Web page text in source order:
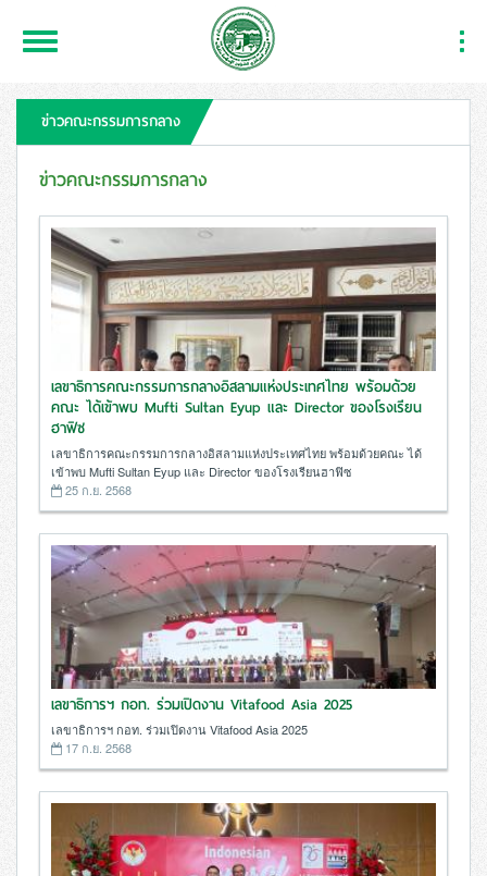
Toggle
Navigation
ข่าวคณะกรรมการกลาง
ข่าวคณะกรรมการกลาง
เลขาธิการคณะกรรมการกลางอิสลามแห่งประเทศไทย พร้อมด้วย
คณะ ได้เข้าพบ Mufti Sultan Eyup และ Director ของโรงเรียน
ฮาฟิซ
เลขาธิการคณะกรรมการกลางอิสลามแห่งประเทศไทย พร้อมด้วยคณะ ได้
เข้าพบ Mufti Sultan Eyup และ Director ของโรงเรียนฮาฟิซ
25 ก.ย. 2568
เลขาธิการฯ กอท. ร่วมเปิดงาน Vitafood Asia 2025
เลขาธิการฯ กอท. ร่วมเปิดงาน Vitafood Asia 2025
17 ก.ย. 2568